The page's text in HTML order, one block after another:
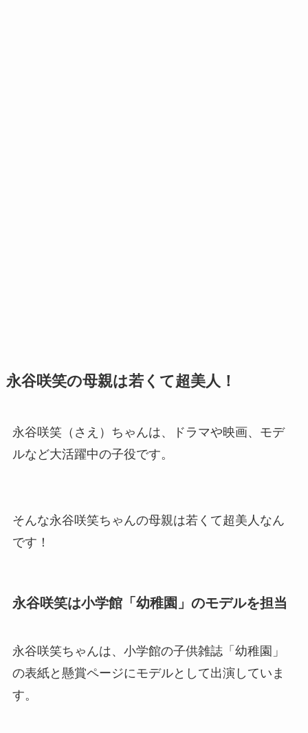
永谷咲笑の母親は若くて超美人！
永谷咲笑（さえ）ちゃんは、ドラマや映画、モデ
ルなど大活躍中の子役です。
そんな永谷咲笑ちゃんの母親は若くて超美人なん
です！
永谷咲笑は小学館「幼稚園」のモデルを担当
永谷咲笑ちゃんは、小学館の子供雑誌「幼稚園」
の表紙と懸賞ページにモデルとして出演していま
す。